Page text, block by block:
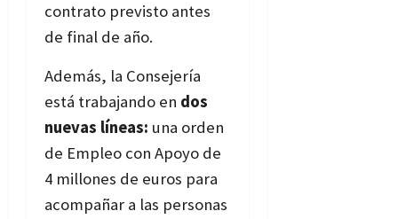
contrato previsto antes
de final de año.
Además, la Consejería
está trabajando en dos
nuevas líneas: una orden
de Empleo con Apoyo de
4 millones de euros para
acompañar a las personas